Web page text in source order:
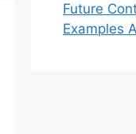
Future
Examples